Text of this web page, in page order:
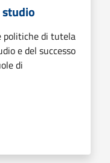
politiche di tutela
e del successo
di